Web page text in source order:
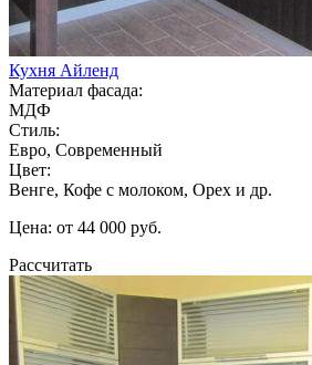
Кухня Айленд
Материал фасада:
МДФ
Стиль:
Евро, Современный
Цвет:
Венге, Кофе с молоком, Орех и др.
Цена: от 44 000 руб.
Рассчитать